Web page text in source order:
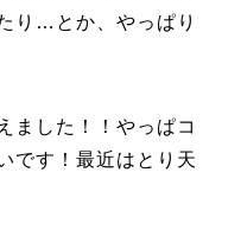
り…とか、やっぱり
ました！！やっぱコ
です！最近はとり天